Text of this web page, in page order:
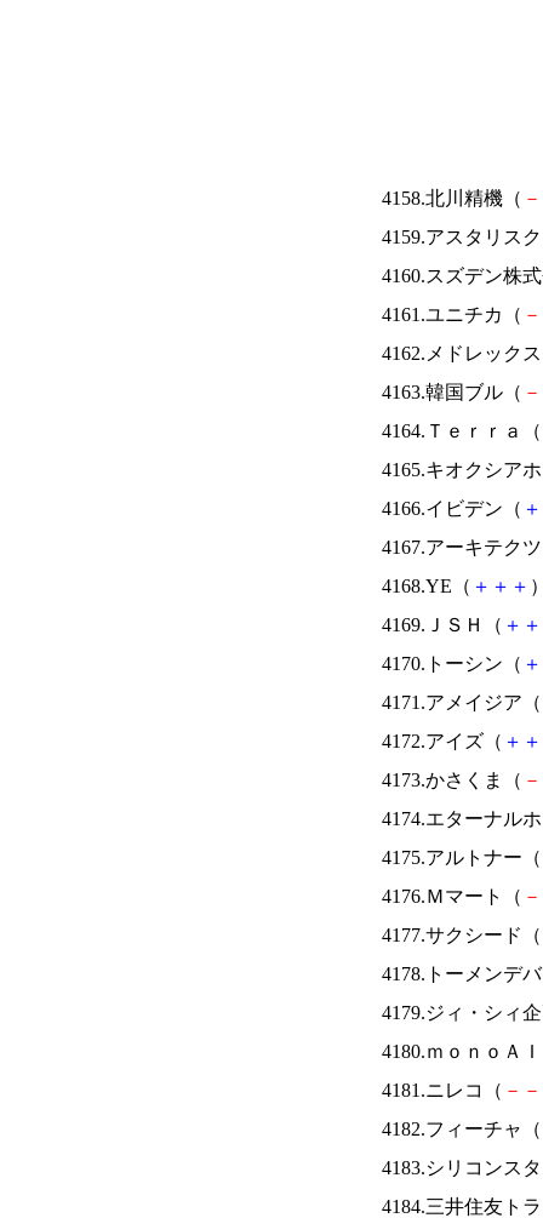
4158.北川精機（ －
4159.アスタリス
4160.スズデン株
4161.ユニチカ（ －
4162.メドレック
4163.韓国ブル（ －
4164.Ｔｅｒｒａ（
4165.キオクシア
4166.イビデン（ ＋
4167.アーキテク
4168.YE（ ＋ ＋ ＋
4169.ＪＳＨ（ ＋ ＋
4170.トーシン（ ＋
4171.アメイジア（
4172.アイズ（ ＋ ＋
4173.かさくま（ －
4174.エターナル
4175.アルトナー（
4176.Ｍマート（ －
4177.サクシード（
4178.トーメンデ
4179.ジィ・シィ
4180.ｍｏｎｏＡ
4181.ニレコ（ － －
4182.フィーチャ（
4183.シリコンス
4184.三井住友ト